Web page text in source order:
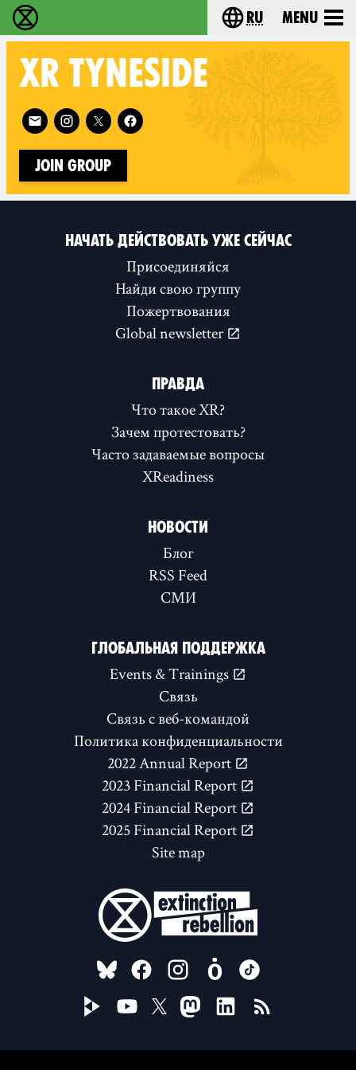
Extinction Rebellion - Home Choose your
ru Menu
XR TYNESIDE
Follow XR Tyneside on
Join Group
НАЧАТЬ ДЕЙСТВОВАТЬ УЖЕ СЕЙЧАС
Присоединяйся
Найди свою группу
Пожертвования
Global newsletter
ПРАВДА
Что такое XR?
Зачем протестовать?
Часто задаваемые вопросы
XReadiness
НОВОСТИ
Блог
RSS Feed
СМИ
ГЛОБАЛЬНАЯ ПОДДЕРЖКА
Events & Trainings
Связь
Связь с веб-командой
Политика конфиденциальности
2022 Annual Report
2023 Financial Report
2024 Financial Report
2025 Financial Report
Site map
FOLLOW US ON